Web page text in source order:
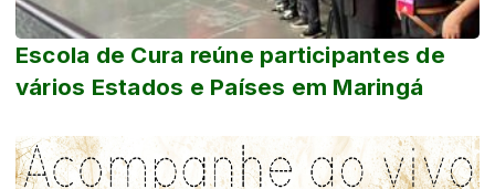
Escola de Cura reúne participantes de
vários Estados e Países em Maringá